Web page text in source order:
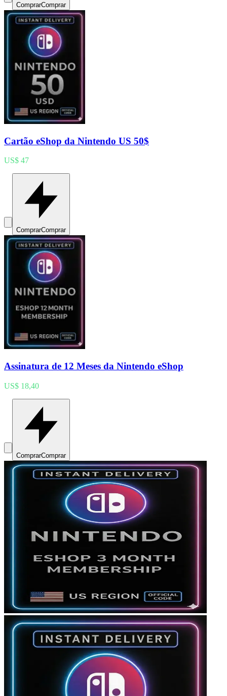
ComprarComprar
Cartão eShop da Nintendo US 50$
US$ 47
ComprarComprar
Assinatura de 12 Meses da Nintendo eShop
US$ 18,40
ComprarComprar